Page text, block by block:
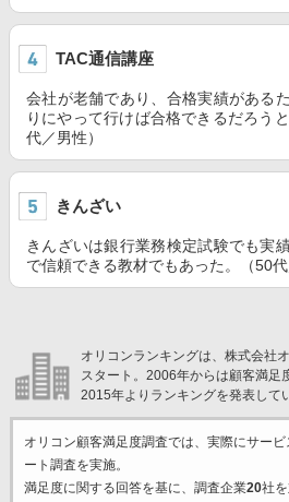
TAC通信講座
会社が老舗であり、合格実績がある
りにやって行けば合格できるだろう
代／男性）
きんざい
きんざいは銀行業務検定試験でも実
で信頼できる教材でもあった。（50代
オリコンランキングは、株式会社
スタート。2006年からは顧客満足
2015年よりランキングを発表して
オリコン顧客満足度調査では、実際にサー
ート調査を実施。
満足度に関する回答を基に、調査企業20社